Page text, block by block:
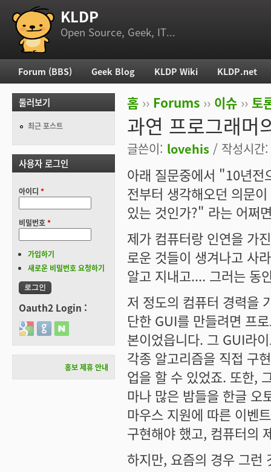
부 메뉴 KLDP
Open Source, Geek, IT...
현재 위치
홈 ›› Forums ›› 이슈 ›› 토
과연 프로그래머
글쓴이: lovehis / 작성시
아래 질문중에서 "10년전
전부터 생각해오던 의문
있는 것인가?" 라는 어쩌
제가 컴퓨터랑 인연을 가
로운 것들이 생겨나고 사
알고 지내고.... 그러는 동
저 정도의 컴퓨터 경력을
단한 GUI를 만들려면 프
본이었읍니다. 그 GUI라
각종 알고리즘을 직접 구
업을 할 수 있었죠. 또한,
마나 많은 밤들을 한글
마우스 지원에 따른 이벤
구현해야 했고, 컴퓨터의
하지만, 요즘의 경우 그
주 메뉴
Forum (BBS) Geek Blog KLDP Wiki KLDP.net
둘러보기
최근 포스트
사용자 로그인
아이디 *
비밀번호*
가입하기
새로운 비밀번호 요청하기
Oauth2 Login :
Login with Google
Login with GitHub
Login with Naver
홍보 제휴 안내